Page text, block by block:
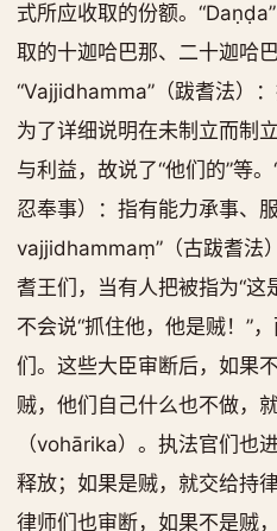
式所应收取的份额。
取的十迦哈巴那、二十迦哈
“Vajjidhamma”（跋耆法）
为了详细说明在未制立而制
与利益，故说了“他们的”等
忍奉事）：指有能力承事、
vajjidhammaṃ”（古跋耆
耆王们，当有人把被指为“这
不会说“抓住他，他是贼！”
们。这些大臣审断后，如果
贼，他们自己什么也不做，
（vohārika）。执法官们也
释放；如果是贼，就交给持
律师们也审断，如果不是贼